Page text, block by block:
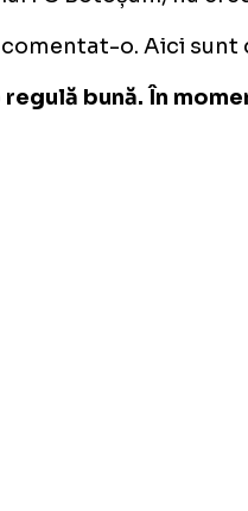
comentat-o. Aici
regulă bună. În